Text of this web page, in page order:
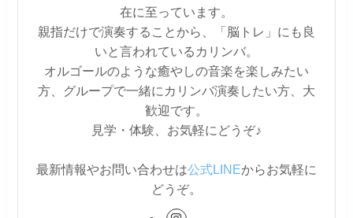
在に至っています。
親指だけで演奏することから、「脳トレ」にも良
いと言われているカリンバ。
オルゴールのような癒やしの音楽を楽しみたい
方、グループで一緒にカリンバ演奏したい方、大
歓迎です。
見学・体験、お気軽にどうぞ♪
最新情報やお問い合わせは公式LINEからお気軽に
どうぞ。